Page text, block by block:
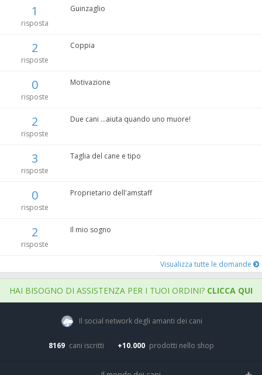
1
risposta
Guinzaglio
2
risposte
Coppia
0
risposte
Motivazione
2
risposte
Due cani ...aiuta quando uno muore!
3
risposte
Taglia del cane e tipo
0
risposte
Proprietario dell'amstaff
2
risposte
Il mio sogno
Visualizza tutte le domande
HAI BISOGNO DI ASSISTENZA PER I TUOI ORDINI? CLICCA QUI
Il social network degli amanti dei cani
8169 cani iscritti +10.000 prodotti nello shop